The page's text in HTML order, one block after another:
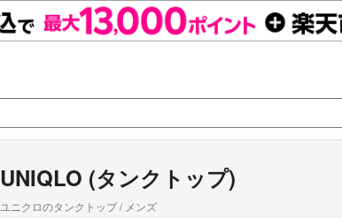
UNIQLO (タンクトップ)
ユニクロのタンクトップ / メンズ